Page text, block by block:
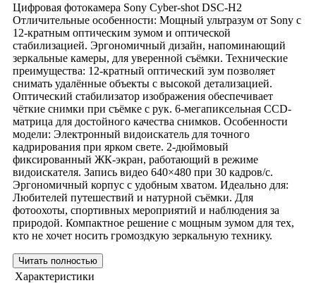
Цифровая фотокамера Sony Cyber-shot DSC-H2
Отличительные особенности: Мощный ультразум от Sony с
12-кратным оптическим зумом и оптической
стабилизацией. Эргономичный дизайн, напоминающий
зеркальные камеры, для уверенной съёмки. Технические
преимущества: 12-кратный оптический зум позволяет
снимать удалённые объекты с высокой детализацией.
Оптический стабилизатор изображения обеспечивает
чёткие снимки при съёмке с рук. 6-мегапиксельная CCD-
матрица для достойного качества снимков. Особенности
модели: Электронный видоискатель для точного
кадрирования при ярком свете. 2-дюймовый
фиксированный ЖК-экран, работающий в режиме
видоискателя. Запись видео 640×480 при 30 кадров/с.
Эргономичный корпус с удобным хватом. Идеально для:
Любителей путешествий и натурной съёмки. Для
фотоохоты, спортивных мероприятий и наблюдения за
природой. Компактное решение с мощным зумом для тех,
кто не хочет носить громоздкую зеркальную технику.
Читать полностью
Характеристики